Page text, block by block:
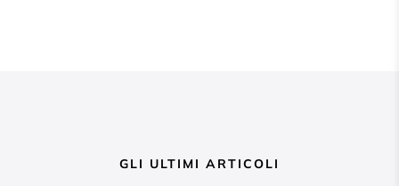
GLI ULTIMI ARTICOLI